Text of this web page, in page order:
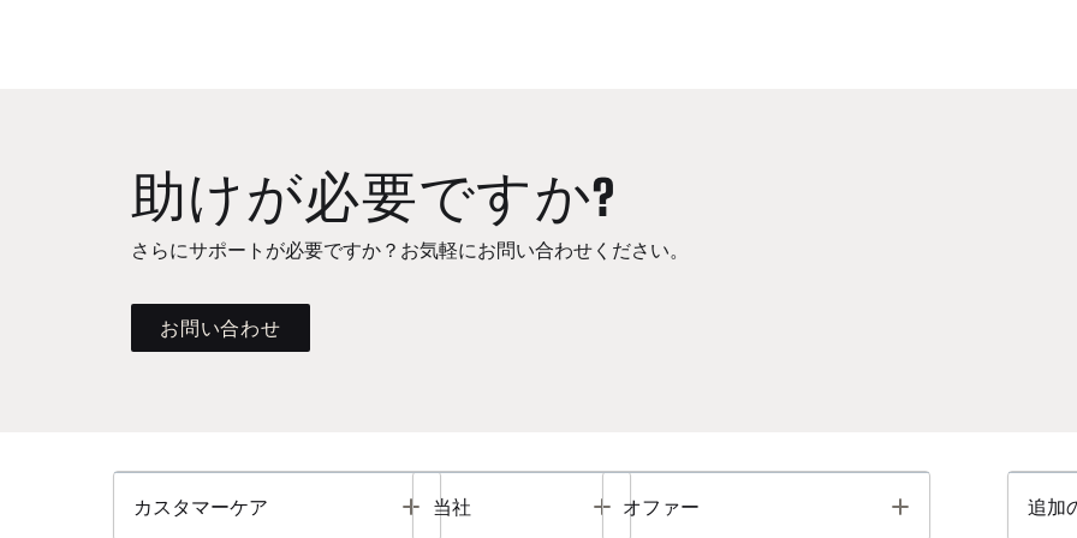
助けが必要ですか?
さらにサポートが必要ですか？お気軽にお問い合わせください。
お問い合わせ
カスタマーケア Toggle
当社 Toggle
オファー Toggle 追加